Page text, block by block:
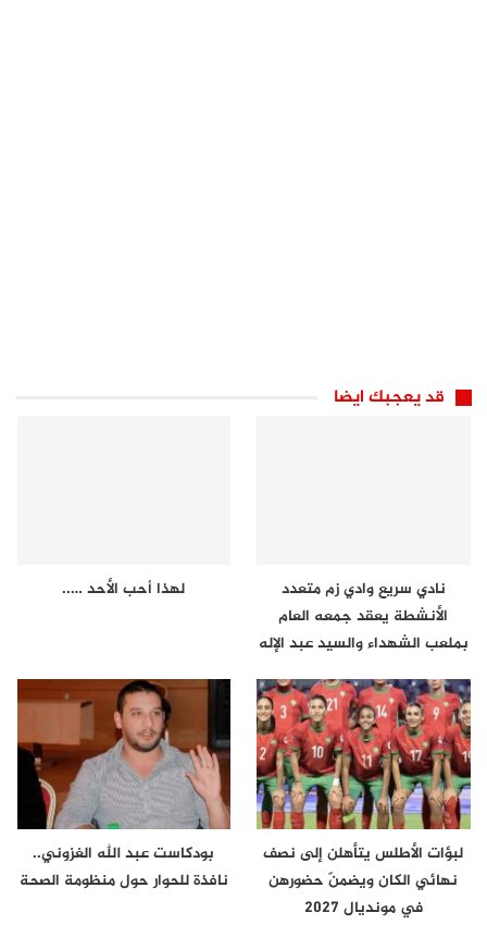
قد يعجبك ايضا
نادي سريع وادي زم متعدد
الأنشطة يعقد جمعه العام
بملعب الشهداء والسيد عبد الإله
لهذا أحب الأحد …..
لبؤات الأطلس يتأهلن إلى نصف
نهائي الكان ويضمنّ حضورهن
في مونديال 2027
بودكاست عبد الله الغزوني..
نافذة للحوار حول منظومة الصحة